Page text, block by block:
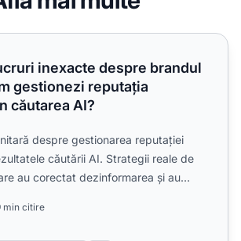
despre brandul nostru. Cum
inexacte despre brandul
gestionezi reputația
căutarea AI?
despre gestionarea reputației
căutării AI. Strategii reale de
au corectat dezinformarea și au
min citire